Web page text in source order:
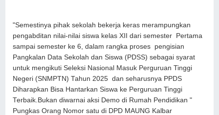
"Semestinya pihak sekolah bekerja keras merampungkan
pengabditan nilai-nilai siswa kelas XII dari semester Pertama
sampai semester ke 6, dalam rangka proses pengisian
Pangkalan Data Sekolah dan Siswa (PDSS) sebagai syarat
untuk mengikuti Seleksi Nasional Masuk Perguruan Tinggi
Negeri (SNMPTN) Tahun 2025 dan seharusnya PPDS
Diharapkan Bisa Hantarkan Siswa ke Perguruan Tinggi
Terbaik.Bukan diwarnai aksi Demo di Rumah Pendidikan "
Pungkas Orang Nomor satu di DPD MAUNG Kalbar